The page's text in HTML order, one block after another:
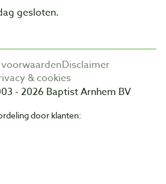
gesloten.
Disclaimer
& cookies
- 2026 Baptist Arnhem BV
door klanten: